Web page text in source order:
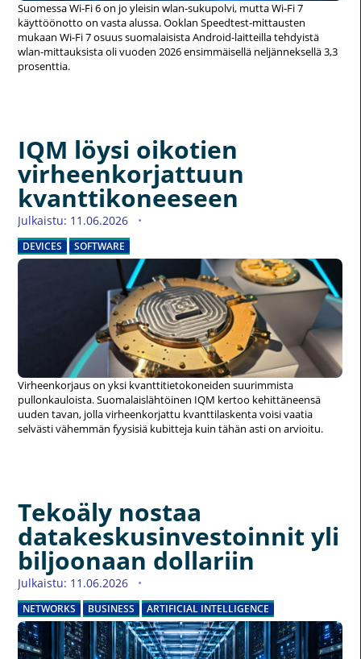
Suomessa Wi-Fi 6 on jo yleisin wlan-sukupolvi, mutta Wi-Fi 7
käyttöönotto on vasta alussa. Ooklan Speedtest-mittausten
mukaan Wi-Fi 7 osuus suomalaisista Android-laitteilla tehdyistä
wlan-mittauksista oli vuoden 2026 ensimmäisellä neljänneksellä 3,3
prosenttia.
IQM löysi oikotien
virheenkorjattuun
kvanttikoneeseen
Julkaistu: 11.06.2026
DEVICES SOFTWARE
Virheenkorjaus on yksi kvanttitietokoneiden suurimmista
pullonkauloista. Suomalaislähtöinen IQM kertoo kehittäneensä
uuden tavan, jolla virheenkorjattu kvanttilaskenta voisi vaatia
selvästi vähemmän fyysisiä kubitteja kuin tähän asti on arvioitu.
Tekoäly nostaa
datakeskusinvestoinnit yli
biljoonaan dollariin
Julkaistu: 11.06.2026
NETWORKS BUSINESS ARTIFICIAL INTELLIGENCE